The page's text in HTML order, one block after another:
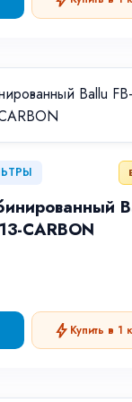
CARBON
bolt Купить в 1